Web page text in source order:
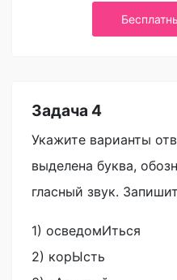
Задача 4
Укажите варианты
выделена буква,
гласный звук.
1) осведомИться
2) корЫсть